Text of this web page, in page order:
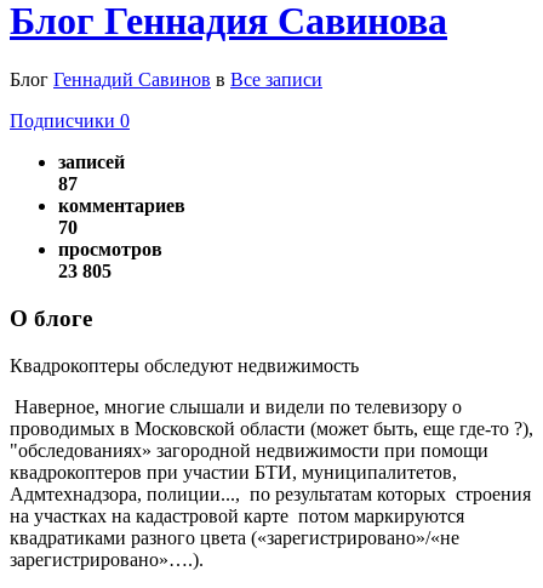
Блог Геннадия Савинова
Блог Геннадий Савинов в Все записи
Подписчики 0
записей
87
комментариев
70
просмотров
23 805
О блоге
Квадрокоптеры обследуют недвижимость
Наверное, многие слышали и видели по телевизору о
проводимых в Московской области (может быть, еще где-то ?),
"обследованиях» загородной недвижимости при помощи
квадрокоптеров при участии БТИ, муниципалитетов,
Адмтехнадзора, полиции..., по результатам которых строения
на участках на кадастровой карте потом маркируются
квадратиками разного цвета («зарегистрировано»/«не
зарегистрировано»….).